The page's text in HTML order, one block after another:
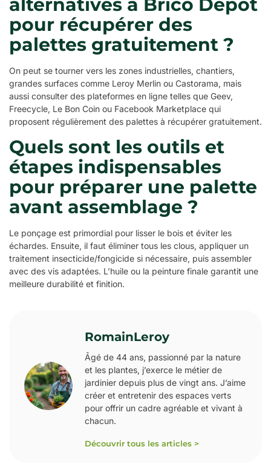
alternatives à Brico Dépôt
pour récupérer des
palettes gratuitement ?
On peut se tourner vers les zones industrielles, chantiers,
grandes surfaces comme Leroy Merlin ou Castorama, mais
aussi consulter des plateformes en ligne telles que Geev,
Freecycle, Le Bon Coin ou Facebook Marketplace qui
proposent régulièrement des palettes à récupérer gratuitement.
Quels sont les outils et
étapes indispensables
pour préparer une palette
avant assemblage ?
Le ponçage est primordial pour lisser le bois et éviter les
échardes. Ensuite, il faut éliminer tous les clous, appliquer un
traitement insecticide/fongicide si nécessaire, puis assembler
avec des vis adaptées. L’huile ou la peinture finale garantit une
meilleure durabilité et finition.
RomainLeroy
Âgé de 44 ans, passionné par la nature
et les plantes, j’exerce le métier de
jardinier depuis plus de vingt ans. J’aime
créer et entretenir des espaces verts
pour offrir un cadre agréable et vivant à
chacun.
Découvrir tous les articles >